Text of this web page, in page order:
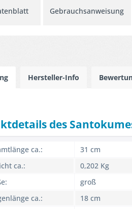
Gebrauchsanweisung
Hersteller-Info
des
ca.:
31 cm
ca.:
0,202 Kg
groß
ca.:
18 cm